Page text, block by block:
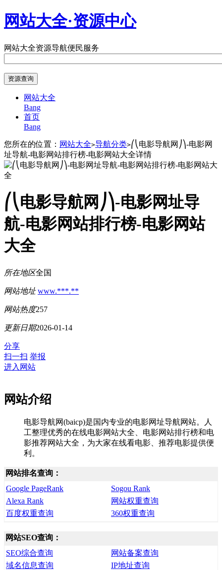
网站大全·资源中心
网站大全资源导航便民服务
网站大全
Bang
首页
Bang
您所在的位置： 网站大全>导航分类>⎛⎝电影导航网⎠⎞-电影网
址导航-电影网站排行榜-电影网站大全详情
⎛⎝电影导航网⎠⎞-电影网址导
航-电影网站排行榜-电影网站
大全
所在地区全国
网站地址 www.***.**
网站热度257
更新日期2026-01-14
分享
扫一扫 举报
进入网站
网站介绍
电影导航网(baicp)是国内专业的电影网址导航网站。人
工整理优秀的在线电影网站大全、电影网站排行榜和电
影推荐网站大全，为大家在线看电影、推荐电影提供便
利。
网站排名查询：
Google PageRank
Sogou Rank
Alexa Rank
网站权重查询
百度权重查询
360权重查询
网站SEO查询：
SEO综合查询
网站备案查询
域名信息查询
IP地址查询